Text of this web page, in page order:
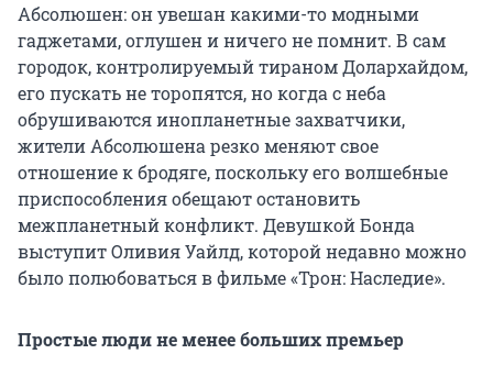
Абсолюшен: он увешан какими-то модными
гаджетами, оглушен и ничего не помнит. В сам
городок, контролируемый тираном Долархайдом,
его пускать не торопятся, но когда с неба
обрушиваются инопланетные захватчики,
жители Абсолюшена резко меняют свое
отношение к бродяге, поскольку его волшебные
приспособления обещают остановить
межпланетный конфликт. Девушкой Бонда
выступит Оливия Уайлд, которой недавно можно
было полюбоваться в фильме «Трон: Наследие».
Простые люди не менее больших премьер